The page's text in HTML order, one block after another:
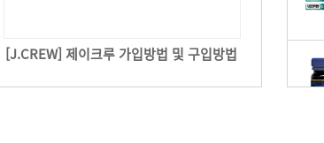
[J.CREW] 제이크루 가입방법 및 구입방법